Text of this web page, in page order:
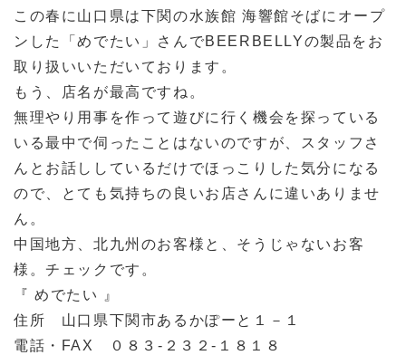
この春に山口県は下関の水族館 海響館そばにオープ
ンした「めでたい」さんでBEERBELLYの製品をお
取り扱いいただいております。
もう、店名が最高ですね。
無理やり用事を作って遊びに行く機会を探っている
いる最中で伺ったことはないのですが、スタッフさ
んとお話ししているだけでほっこりした気分になる
ので、とても気持ちの良いお店さんに違いありませ
ん。
中国地方、北九州のお客様と、そうじゃないお客
様。チェックです。
『 めでたい 』
住所 山口県下関市あるかぽーと１－１
電話・FAX ０８３-２３２-１８１８